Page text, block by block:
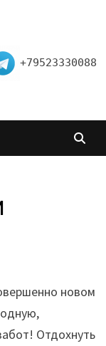
+79523330088
новом
Отдохнуть